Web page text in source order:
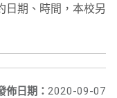
日期、時間，本校另
佈日期： 2020-09-07